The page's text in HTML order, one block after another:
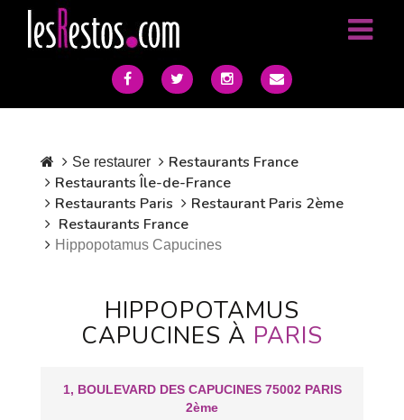
Se restaurer
Restaurants France
Restaurants Île-de-France
Restaurants Paris
Restaurant Paris 2ème
Restaurants France
Hippopotamus Capucines
HIPPOPOTAMUS
CAPUCINES À PARIS
1, BOULEVARD DES CAPUCINES 75002 PARIS
2ème